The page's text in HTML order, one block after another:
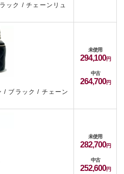
ック / チェーンリュ
/ ブラック / チェーン
未使用
294,100
中古
264,700
未使用
282,700
中古
252,600